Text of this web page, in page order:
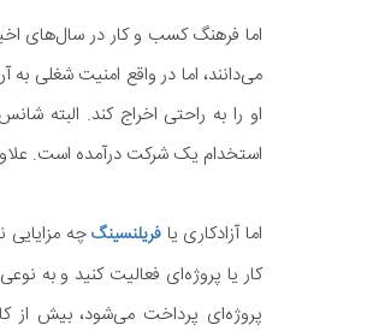
اما فرهنگ کسب و کار در سال‌های
می‌دانند، اما در واقع امنیت شغلی
او را به راحتی اخراج کند. البته
استخدام یک شرکت درآمده است.
اما آزادکاری یا فریلنسینگچه مزایایی
کار یا پروژه‌ای فعالیت کنید و به
پروژه‌ای پرداخت می‌شود، بیش از